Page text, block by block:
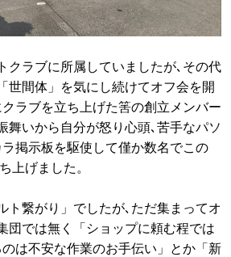
クラブに所属していましたが､その代
世間体」を気にし続けてオフ会を開
ラブを立ち上げた筈の創立メンバー
舞いから自分が怒り心頭､苦手なパソ
掲示板を駆使して僅か数名でこの
上げました。
ト繋がり」でしたが､ただ集まってオ
団では無く「ショップに頼む程では
は不安な作業のお手伝い」とか「新